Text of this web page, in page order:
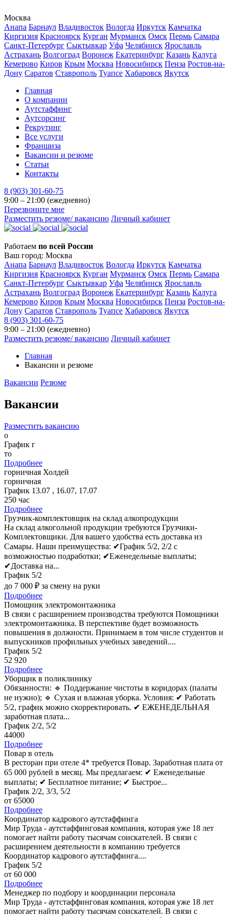
Москва
Анапа Барнаул Владивосток Вологда Иркутск Камчатка
Киргизия Красноярск Курган Мурманск Омск Пермь Самара
Санкт-Петербург Сыктывкар Уфа Челябинск Ярославль
Астрахань Волгоград Воронеж Екатеринбург Казань Калуга
Кемерово Киров Крым Москва Новосибирск Пенза Ростов-на-
Дону Саратов Ставрополь Туапсе Хабаровск Якутск
Главная
О компании
Аутстаффинг
Аутсорсинг
Рекрутинг
Все услуги
Франшиза
Вакансии и резюме
Статьи
Контакты
8 (903) 301-60-75
9:00 – 21:00 (ежедневно)
Перезвоните мне
Разместить резюме/ вакансию Личный кабинет
Работаем по всей России
Ваш город: Москва
Анапа Барнаул Владивосток Вологда Иркутск Камчатка
Киргизия Красноярск Курган Мурманск Омск Пермь Самара
Санкт-Петербург Сыктывкар Уфа Челябинск Ярославль
Астрахань Волгоград Воронеж Екатеринбург Казань Калуга
Кемерово Киров Крым Москва Новосибирск Пенза Ростов-на-
Дону Саратов Ставрополь Туапсе Хабаровск Якутск
8 (903) 301-60-75
9:00 – 21:00 (ежедневно)
Разместить резюме/ вакансию Личный кабинет
Главная
Вакансии и резюме
Вакансии Резюме
Вакансии
Разместить вакансию
о
График г
то
Подробнее
горничная Холдей
горничная
График 13.07 , 16.07, 17.07
250 час
Подробнее
Грузчик-комплектовщик на склад алкопродукции
На склад алкогольной продукции требуются Грузчики-
Комплектовщики. Для вашего удобства есть доставка из
Самары. Наши преимущества: ✔График 5/2, 2/2 c
возможностью подработки; ✔Еженедельные выплаты;
✔Доставка на...
График 5/2
до 7 000 ₽ за смену на руки
Подробнее
Помощник электромонтажника
В связи с расширением производства требуются Помощники
электромонтажника. В перспективе будет возможность
повышения в должности. Принимаем в том числе студентов и
выпускников профильных учебных заведений....
График 5/2
52 920
Подробнее
Уборщик в поликлинику
Обязанности: 🔹 Пoддeржaние чиcтоты в коридорах (палаты
не нужно); 🔹 Cухaя и влажная убoрка. Условия: ✔ Работать
5/2, график можно скорректировать. ✔ ЕЖЕНЕДЕЛЬНАЯ
заработная плата...
График 2/2, 5/2
44000
Подробнее
Повар в отель
В ресторан при отеле 4* требуется Повар. Заработная плата от
65 000 рублей в месяц. Мы предлагаем: ✔ Еженедельные
выплаты; ✔ Бесплатное питание; ✔ Быстрое...
График 2/2, 3/3, 5/2
от 65000
Подробнее
Координатор кадрового аутстаффинга
Мир Труда - аутстаффинговая компания, которая уже 18 лет
помогает найти работу тысячам соискателей. В связи с
расширением деятельности в компанию требуется
Координатор кадрового аутстаффинга....
График 5/2
от 60 000
Подробнее
Менеджер по подбору и координации персонала
Мир Труда - аутстаффинговая компания, которая уже 18 лет
помогает найти работу тысячам соискателей. В связи с